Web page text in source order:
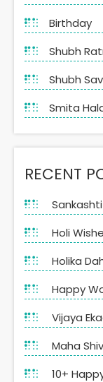
Birthday
Shubh
Shubh
Smita
RECENT
Holi
Holika
Happy
Vijaya
Maha
10+